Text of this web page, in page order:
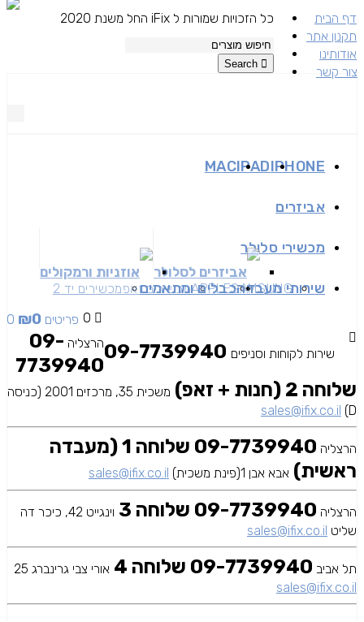
דף הבית
תקנון אתר
אודותינו
צור קשר
כל הזכויות שמורות ל iFix החל משנת 2020
IPHONE
IPAD
MAC
אביזרים
אביזרים לסלולר אוזניות ורמקולים
מכשירי סלולר
SAMSUNG
APPLEמכשירים זאפמכשירים יד 2 שירותי מעבדהכבלים ומתאמים
0 0 פריטים ₪0
Search
שירות לקוחות וסניפים
הרצליה 09-
7739940
שלוחה 2 (חנות + זאפ)
משכית 35, מרכזים 2001 (כניסה
D)
sales@ifix.co.il
הרצליה
09-7739940 שלוחה 1 (מעבדה
ראשית) אבא אבן 1(פינת משכית) sales@ifix.co.il
הרצליה 09-7739940 שלוחה 3
וינגייט 42, כיכר דה
שליט sales@ifix.co.il
תל אביב 09-7739940 שלוחה 4
אורי צבי גרינברג 25
sales@ifix.co.il